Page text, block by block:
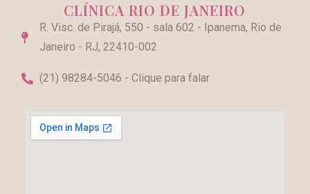
CLÍNICA RIO DE JANEIRO
R. Visc. de Pirajá, 550 - sala 602 - Ipanema, Rio de
Janeiro - RJ, 22410-002
(21) 98284-5046 - Clique para falar